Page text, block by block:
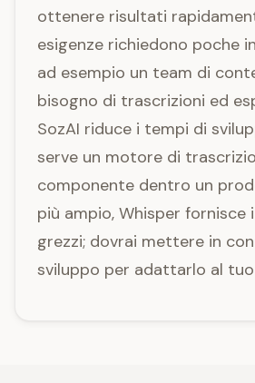
ottenere risultati
esigenze richiedono poche
ad esempio un team di
bisogno di trascrizioni ed
SozAI riduce i tempi di
serve un motore di
componente dentro un
più ampio, Whisper fornisce
grezzi; dovrai mettere in
sviluppo per adattarlo al